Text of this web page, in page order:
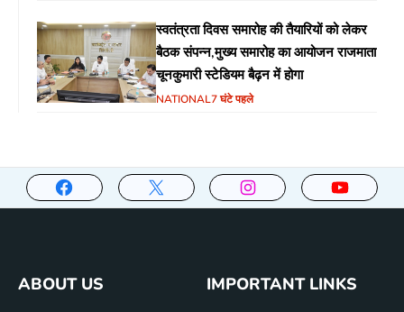
स्वतंत्रता दिवस समारोह की तैयारियों को लेकर
बैठक संपन्न,मुख्य समारोह का आयोजन राजमाता
चूनकुमारी स्टेडियम बैढ़न में होगा
NATIONAL7 घंटे पहले
ABOUT US
IMPORTANT LINKS